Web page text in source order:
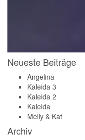
Neueste Beiträge
Angelina
Kaleida 3
Kaleida 2
Kaleida
Melly & Kat
Archiv